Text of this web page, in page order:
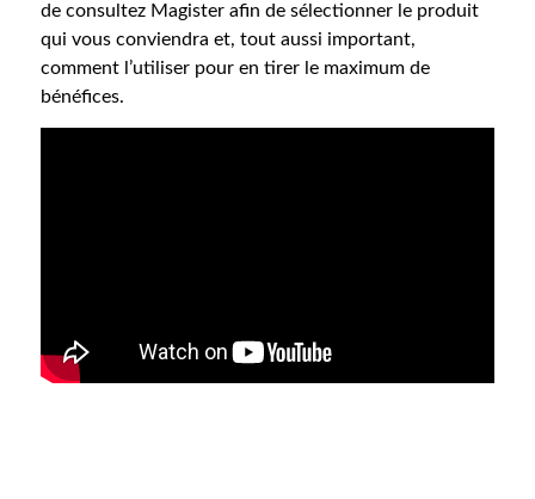
de consultez Magister afin de sélectionner le produit
qui vous conviendra et, tout aussi important,
comment l’utiliser pour en tirer le maximum de
bénéfices.